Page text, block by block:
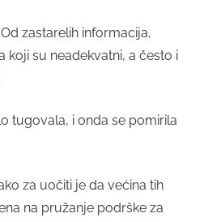
zastarelih informacija,
koji su neadekvatni, a često i
tugovala, i onda se pomirila
za uočiti je da većina tih
na pružanje podrške za